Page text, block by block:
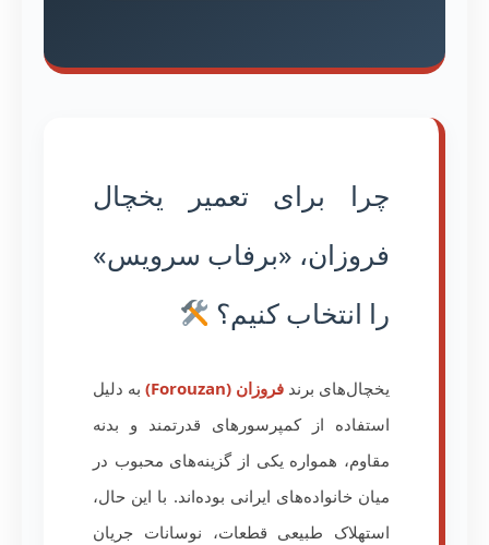
چرا برای تعمیر یخچال
فروزان، «برفاب سرویس»
را انتخاب کنیم؟
یخچال‌های برند فروزان (Forouzan)
به دلیل
استفاده از کمپرسورهای قدرتمند و بدنه
مقاوم، همواره یکی از گزینه‌های محبوب در
میان خانواده‌های ایرانی بوده‌اند. با این حال،
استهلاک طبیعی قطعات، نوسانات جریان